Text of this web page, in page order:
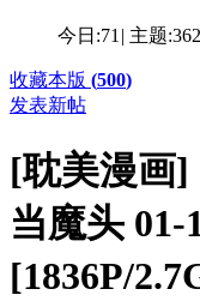
今日:71 | 主题:
收藏本版 (500)
发表新帖
[耽美漫画]
当魔头 01-
[1836P/